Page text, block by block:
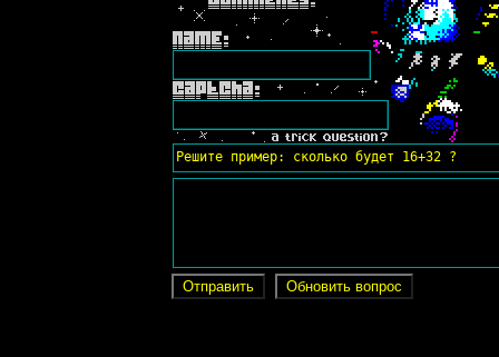
Решите пример: сколько будет 16+32 ?
Обновить вопрос
Отправить